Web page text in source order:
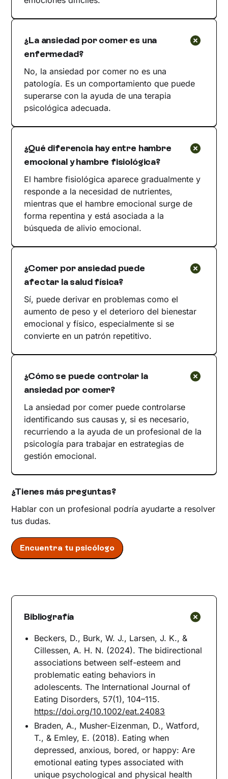
¿La ansiedad por comer es una
enfermedad?
No, la ansiedad por comer no es una
patología. Es un comportamiento que puede
superarse con la ayuda de una terapia
psicológica adecuada.
¿Qué diferencia hay entre hambre
emocional y hambre fisiológica?
El hambre fisiológica aparece gradualmente y
responde a la necesidad de nutrientes,
mientras que el hambre emocional surge de
forma repentina y está asociada a la
búsqueda de alivio emocional.
¿Comer por ansiedad puede
afectar la salud física?
Sí, puede derivar en problemas como el
aumento de peso y el deterioro del bienestar
emocional y físico, especialmente si se
convierte en un patrón repetitivo.
¿Cómo se puede controlar la
ansiedad por comer?
La ansiedad por comer puede controlarse
identificando sus causas y, si es necesario,
recurriendo a la ayuda de un profesional de la
psicología para trabajar en estrategias de
gestión emocional.
¿Tienes más preguntas?
Hablar con un profesional podría ayudarte a resolver
tus dudas.
Encuentra tu psicólogo
Bibliografía
Beckers, D., Burk, W. J., Larsen, J. K., &
Cillessen, A. H. N. (2024). The bidirectional
associations between self-esteem and
problematic eating behaviors in
adolescents. The International Journal of
Eating Disorders, 57(1), 104–115.
https://doi.org/10.1002/eat.24083
Braden, A., Musher-Eizenman, D., Watford,
T., & Emley, E. (2018). Eating when
depressed, anxious, bored, or happy: Are
emotional eating types associated with
unique psychological and physical health